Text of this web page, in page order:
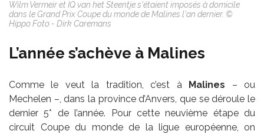
Wilm Vermeir et IQ van het Steentje s'étaient imposés à domicile
dans le Grand Prix Coupe du monde de Malines l'an dernier. ©
Hippo Foto - Dirk Caremans
L’année s’achève à Malines
Comme le veut la tradition, c’est à Malines – ou
Mechelen –, dans la province d’Anvers, que se déroule le
dernier 5* de l’année. Pour cette neuvième étape du
circuit Coupe du monde de la ligue européenne, on